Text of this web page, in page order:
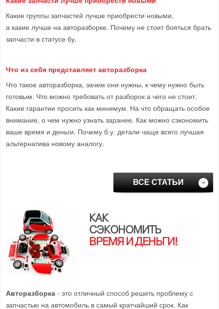
Какие группы запчастей лучше приобрести новыми,
а какие лучше на авторазборке. Почему не стоит бояться брать
запчасти в статусе бу.
Что из себя представляет авторазборка
Что такое авторазборка, зачем они нужны, к чему нужно быть
готовым. Что можно требовать от разборок а чего не стоит.
Какие гарантии просить как минимум. На что обращать особое
внимание, о чем нужно узнать заранее. Как можно сэкономить
ваше время и деньги. Почему б.у. детали чаще всего лучшая
альтернатива новому аналогу.
ВСЕ СТАТЬИ
КАК
СЭКОНОМИТЬ
ВРЕМЯ И ДЕНЬГИ!
Авторазборка - это отличный способ решить проблему с
запчастью на автомобиль в самый кратчайший срок. Как